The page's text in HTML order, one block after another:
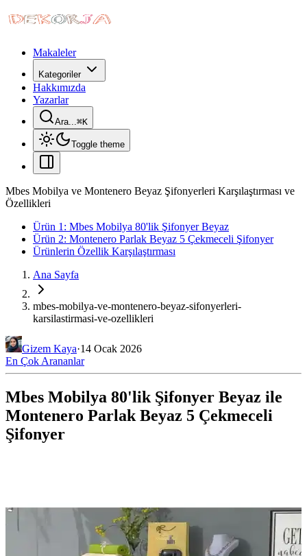
Makaleler
Kategoriler
Hakkımızda
Yazarlar
Ara...⌘K
Toggle theme
Mbes Mobilya ve Montenero Beyaz Şifonyerleri Karşılaştırması ve
Özellikleri
Ürün 1: Mbes Mobilya 80'lik Şifonyer Beyaz
Ürün 2: Montenero Parlak Beyaz 5 Çekmeceli Şifonyer
Ürünlerin Özellik Karşılaştırması
Ana Sayfa
mbes-mobilya-ve-montenero-beyaz-sifonyerleri-
karsilastirmasi-ve-ozellikleri
Gizem Kaya·14 Ocak 2026
En Çok Arananlar
Mbes Mobilya 80'lik Şifonyer Beyaz ile
Montenero Parlak Beyaz 5 Çekmeceli
Şifonyer